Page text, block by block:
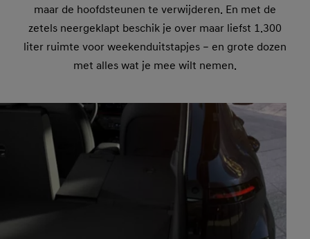
maar de hoofdsteunen te verwijderen. En met de
zetels neergeklapt beschik je over maar liefst 1.300
liter ruimte voor weekenduitstapjes – en grote dozen
met alles wat je mee wilt nemen.